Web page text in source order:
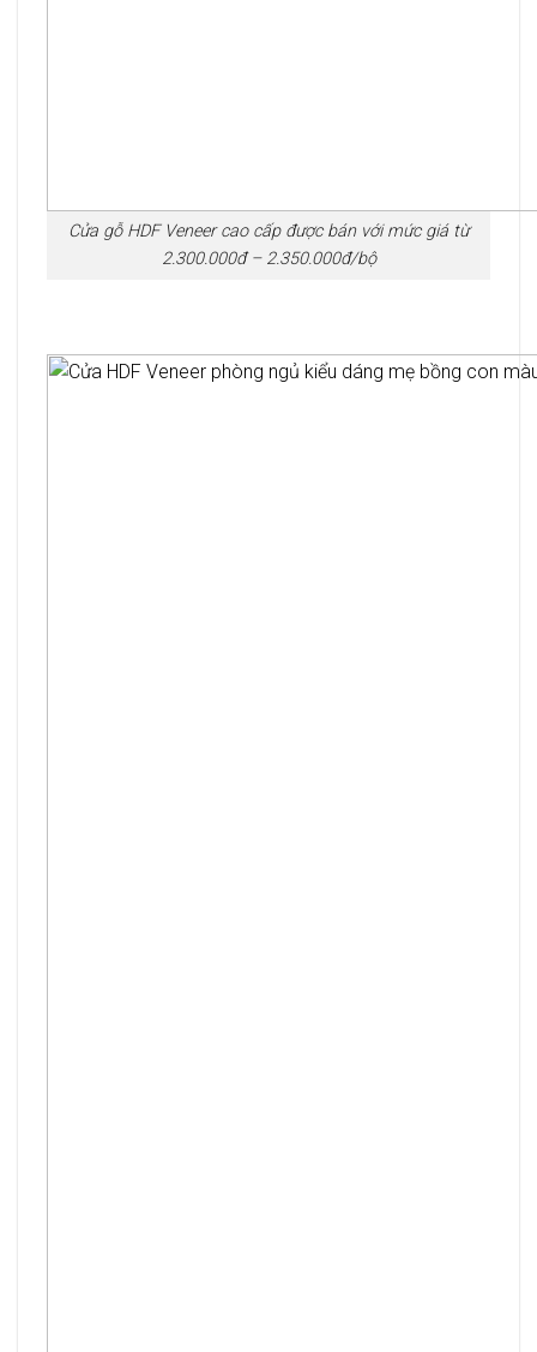
Cửa gỗ HDF Veneer cao cấp được bán với mức giá từ
2.300.000đ – 2.350.000đ/bộ